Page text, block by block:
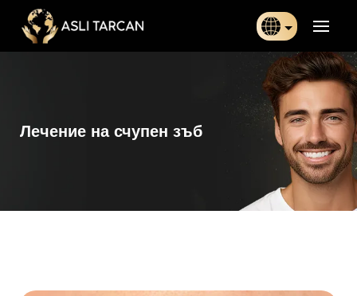
Türkçe
日本語
Indonesia
Български
Français
Лечение на счупен зъб